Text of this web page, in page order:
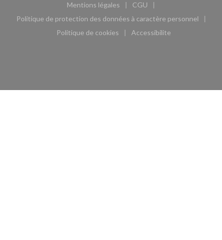
Mentions légales
((ouvre une nouvelle fenêtre))
CGU
((ouvre une nouvelle
Politique de protection des données à caractère personnel
((ouvre une nouvelle fenêtre))
Politique de cookies
((ouvre une nouvelle fenêtre))
Accessibilite